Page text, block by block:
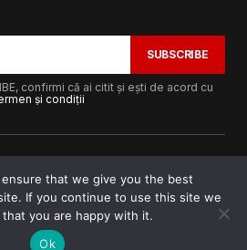
SUBSCRIBE
confirmi că ai citit și ești de acord cu
și condiții
· Toate drepturile
Media FX
that we give you the best
If you continue to use this site we
that you are happy with it.
Ok